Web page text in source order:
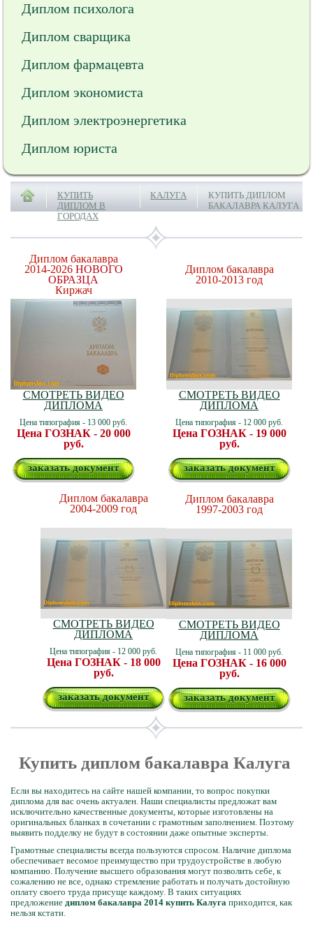
Диплом психолога
Диплом сварщика
Диплом фармацевта
Диплом экономиста
Диплом электроэнергетика
Диплом юриста
КУПИТЬ
ДИПЛОМ В
ГОРОДАХ
КАЛУГА
КУПИТЬ ДИПЛОМ
БАКАЛАВРА КАЛУГА
Диплом бакалавра
2014-2026 НОВОГО
ОБРАЗЦА
Киржач
СМОТРЕТЬ ВИДЕО
ДИПЛОМА
Цена типография - 13 000 руб.
Цена ГОЗНАК - 20 000
руб.
заказать документ
Диплом бакалавра
2010-2013 год
СМОТРЕТЬ ВИДЕО
ДИПЛОМА
Цена типография - 12 000 руб.
Цена ГОЗНАК - 19 000
руб.
заказать документ
Диплом бакалавра
2004-2009 год
СМОТРЕТЬ ВИДЕО
ДИПЛОМА
Цена типография - 12 000 руб.
Цена ГОЗНАК - 18 000
руб.
заказать документ
Диплом бакалавра
1997-2003 год
СМОТРЕТЬ ВИДЕО
ДИПЛОМА
Цена типография - 11 000 руб.
Цена ГОЗНАК - 16 000
руб.
заказать документ
Купить диплом бакалавра Калуга
Если вы находитесь на сайте нашей компании, то вопрос покупки
диплома для вас очень актуален. Наши специалисты предложат вам
исключительно качественные документы, которые изготовлены на
оригинальных бланках в сочетании с грамотным заполнением. Поэтому
выявить подделку не будут в состоянии даже опытные эксперты.
Грамотные специалисты всегда пользуются спросом. Наличие диплома
обеспечивает весомое преимущество при трудоустройстве в любую
компанию. Получение высшего образования могут позволить себе, к
сожалению не все, однако стремление работать и получать достойную
оплату своего труда присуще каждому. В таких ситуациях
предложение диплом бакалавра 2014 купить Калуга приходится, как
нельзя кстати.